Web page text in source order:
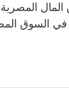
المصرية